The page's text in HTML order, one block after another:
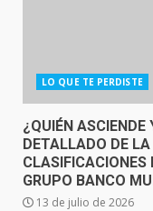
LO QUE TE PERDISTE
¿QUIÉN
DETALLADO DE
CLASIFICACIONES
GRUPO BANCO
13 de julio de 2026